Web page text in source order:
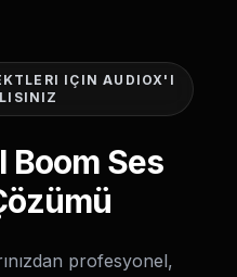
IÇIN AUDIOX'I
Boom Ses
profesyonel,